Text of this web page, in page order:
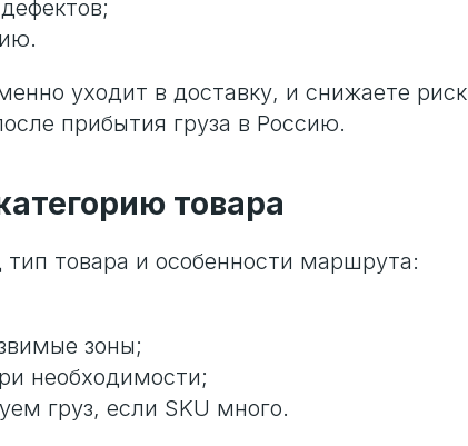
уходит в доставку, и снижаете риск
прибытия груза в Россию.
товара
товара и особенности маршрута:
зоны;
необходимости;
груз, если SKU много.